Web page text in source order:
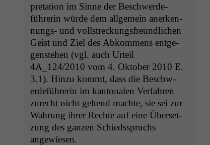
pre­ta­tion im Sinne der Beschw­erde­
führerin würde dem all­ge­mein anerken­
nungs- und voll­streck­ungs­fre­undlichen
Geist und Ziel des Abkom­mens ent­ge­
gen­ste­hen (vgl. auch Urteil
4A_124/2010 vom 4. Okto­ber 2010 E.
3.1). Hinzu kommt, dass die Beschw­
erde­führerin im kan­tonalen Ver­fahren
zurecht nicht gel­tend machte, sie sei zur
Wahrung ihrer Rechte auf eine Über­set­
zung des ganzen Schiedsspruchs
angewiesen.